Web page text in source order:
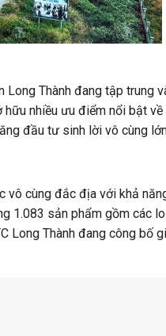
Thành đang tập trung
nhiều ưu điểm nổi bật
đầu tư sinh lời vô cùng
vô cùng đắc địa với khả
1.083 sản phẩm gồm các
Long Thành đang công bố